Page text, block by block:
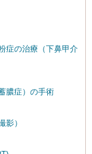
症の治療（下鼻甲介
膿症）の手術
影）